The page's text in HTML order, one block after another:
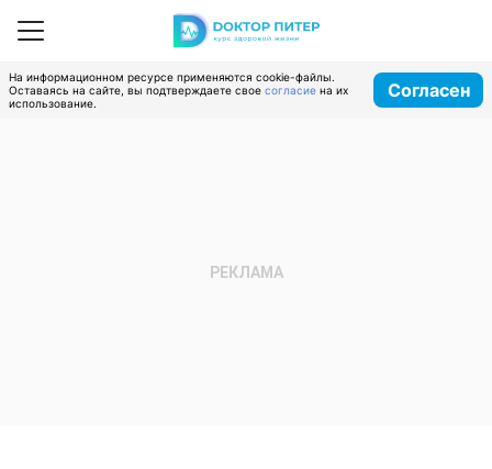
На информационном ресурсе применяются cookie-файлы.
Оставаясь на сайте, вы подтверждаете свое согласие на их
использование.
Согласен